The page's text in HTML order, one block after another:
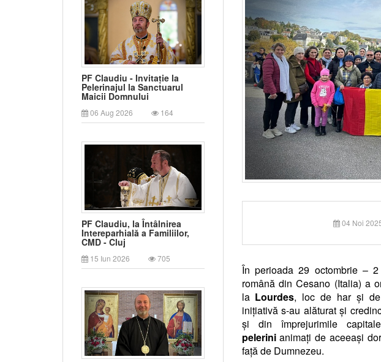
PF Claudiu - Invitație la
Pelerinajul la Sanctuarul
Maicii Domnului
06 Aug 2026 164
PF Claudiu, la Întâlnirea
Intereparhială a Familiilor,
CMD - Cluj
15 Iun 2026 705
04 Noi
În perioada 29 octombrie – 2
română din Cesano (Italia) a
la Lourdes, loc de har și de
inițiativă s-au alăturat și
și din împrejurimile
pelerinianimați de aceeași
față de Dumnezeu.